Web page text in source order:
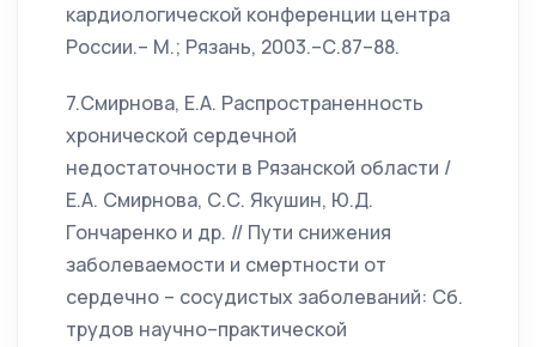
кардиологической конференции центра
России.– М.; Рязань, 2003.–С.87–88.
7.Смирнова, Е.А. Распространенность
хронической сердечной
недостаточности в Рязанской области /
Е.А. Смирнова, С.С. Якушин, Ю.Д.
Гончаренко и др. // Пути снижения
заболеваемости и смертности от
сердечно – сосудистых заболеваний: Сб.
трудов научно–практической